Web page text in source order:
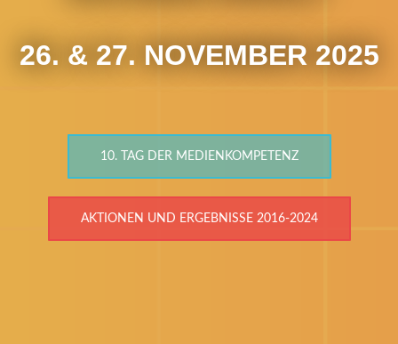
26. & 27. NOVEMBER 2025
10. TAG DER MEDIENKOMPETENZ
AKTIONEN UND ERGEBNISSE 2016-2024